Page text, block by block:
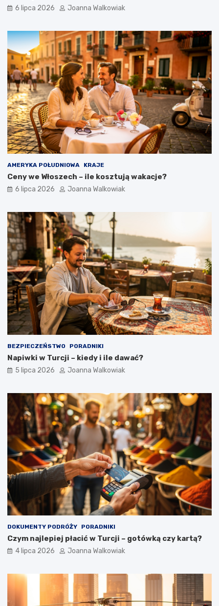
6 lipca 2026 Joanna Walkowiak
AMERYKA POŁUDNIOWA KRAJE
Ceny we Włoszech – ile kosztują wakacje?
6 lipca 2026 Joanna Walkowiak
BEZPIECZEŃSTWO PORADNIKI
Napiwki w Turcji – kiedy i ile dawać?
5 lipca 2026 Joanna Walkowiak
DOKUMENTY PODRÓŻY PORADNIKI
Czym najlepiej płacić w Turcji – gotówką czy kartą?
4 lipca 2026 Joanna Walkowiak